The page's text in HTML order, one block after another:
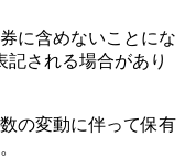
に含めないことにな
記される場合があり
の変動に伴って保有